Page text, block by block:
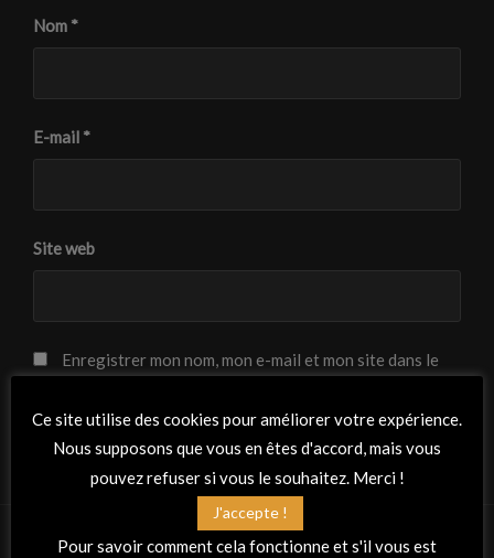
Nom *
E-mail *
Site web
Enregistrer mon nom, mon e-mail et mon site dans le
Ce site utilise des cookies pour améliorer votre expérience.
Nous supposons que vous en êtes d'accord, mais vous
pouvez refuser si vous le souhaitez. Merci !
J'accepte !
Pour savoir comment cela fonctionne et s'il vous est